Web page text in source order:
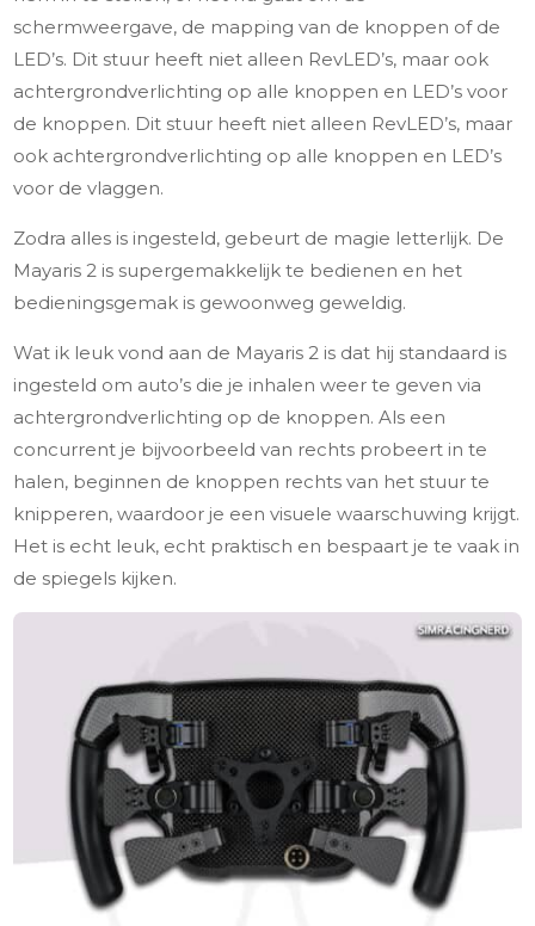
schermweergave, de mapping van de knoppen of de
LED’s. Dit stuur heeft niet alleen RevLED’s, maar ook
achtergrondverlichting op alle knoppen en LED’s voor
de knoppen. Dit stuur heeft niet alleen RevLED’s, maar
ook achtergrondverlichting op alle knoppen en LED’s
voor de vlaggen.
Zodra alles is ingesteld, gebeurt de magie letterlijk. De
Mayaris 2 is supergemakkelijk te bedienen en het
bedieningsgemak is gewoonweg geweldig.
Wat ik leuk vond aan de Mayaris 2 is dat hij standaard is
ingesteld om auto’s die je inhalen weer te geven via
achtergrondverlichting op de knoppen. Als een
concurrent je bijvoorbeeld van rechts probeert in te
halen, beginnen de knoppen rechts van het stuur te
knipperen, waardoor je een visuele waarschuwing krijgt.
Het is echt leuk, echt praktisch en bespaart je te vaak in
de spiegels kijken.